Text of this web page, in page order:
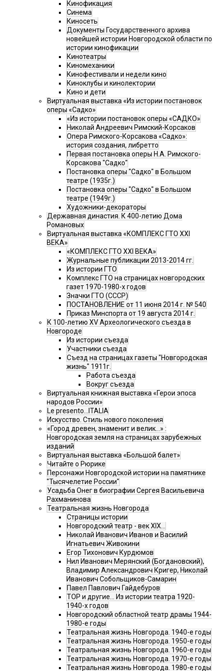
Кинофикация
Синема
Киносеть
Документы Государственного архива
новейшей истории Новгородской области по
истории кинофикации
Кинотеатры
Киномеханики
Кинофестивали и недели кино
Киноклубы и кинолектории
Кино и дети
Виртуальная выставка «Из истории постановок
оперы «Садко»
«Из истории постановок оперы «САДКО»
Николай Андреевич Римский-Корсаков
Опера Римского-Корсакова «Садко»:
история создания, либретто
Первая постановка оперы Н.А. Римского-
Корсакова "Садко"
Постановка оперы "Садко" в Большом
театре (1935г.)
Постановка оперы "Садко" в Большом
театре (1949г.)
Художники-декораторы
Державная династия. К 400-летию Дома
Романовых
Виртуальная выставка «КОМПЛЕКС ГТО XXI
ВЕКА»
«КОМПЛЕКС ГТО XXI ВЕКА»
Журнальные публикации 2013-2014 гг.
Из истории ГТО
Комплекс ГТО на страницах новгородских
газет 1970-1980-х годов
Значки ГТО (СССР)
ПОСТАНОВЛЕНИЕ от 11 июня 2014 г. № 540
Приказ Минспорта от 19 августа 2014 г.
К 100-летию XV Археологического съезда в
Новгороде
Из истории съезда
Участники съезда
Cъезд на страницах газеты "Новгородская
жизнь" 1911г.
Работа съезда
Вокруг съезда
Виртуальная книжная выставка «Герои эпоса
народов России»
Le presento...ITALIA
Искусство. Стиль нового поколения
«Город древен, знаменит и велик…» :
Новгородская земля на страницах зарубежных
изданий
Виртуальная выставка «Большой балет»
Читайте о Рюрике
Персонажи Новгородской истории на памятнике
"Тысячелетие России"
Усадьба Онег в биографии Сергея Васильевича
Рахманинова
Театральная жизнь Новгорода
Страницы истории
Новгородский театр - век XIX…
Николай Иванович Иванов и Василий
Игнатьевич Живокини
Егор Тихонович Курдюмов
Нил Иванович Мерянский (Богдановский),
Владимир Александрович Кригер, Николай
Иванович Собольщиков-Самарин
Павел Павлович Гайдебуров
ТОР и другие… Из истории театра 1920-
1940-х годов
Новгородский областной театр драмы 1944-
1980-е годы
Театральная жизнь Новгорода. 1940-е годы
Театральная жизнь Новгорода. 1950-е годы
Театральная жизнь Новгорода. 1960-е годы
Театральная жизнь Новгорода. 1970-е годы
Театральная жизнь Новгорода. 1980-е годы